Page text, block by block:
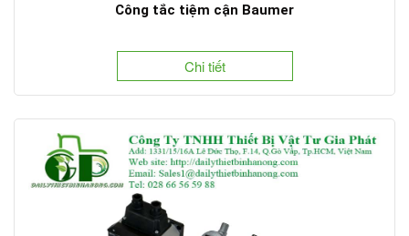
Công tắc tiệm cận Baumer
Chi tiết